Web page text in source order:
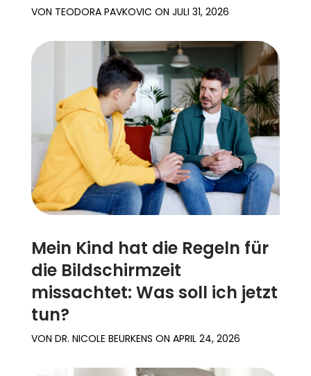
VON TEODORA PAVKOVIC ON JULI 31, 2026
Mein Kind hat die Regeln für
die Bildschirmzeit
missachtet: Was soll ich jetzt
tun?
VON DR. NICOLE BEURKENS ON APRIL 24, 2026